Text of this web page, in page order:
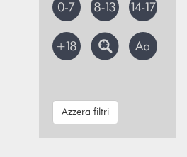
Azzera filtri